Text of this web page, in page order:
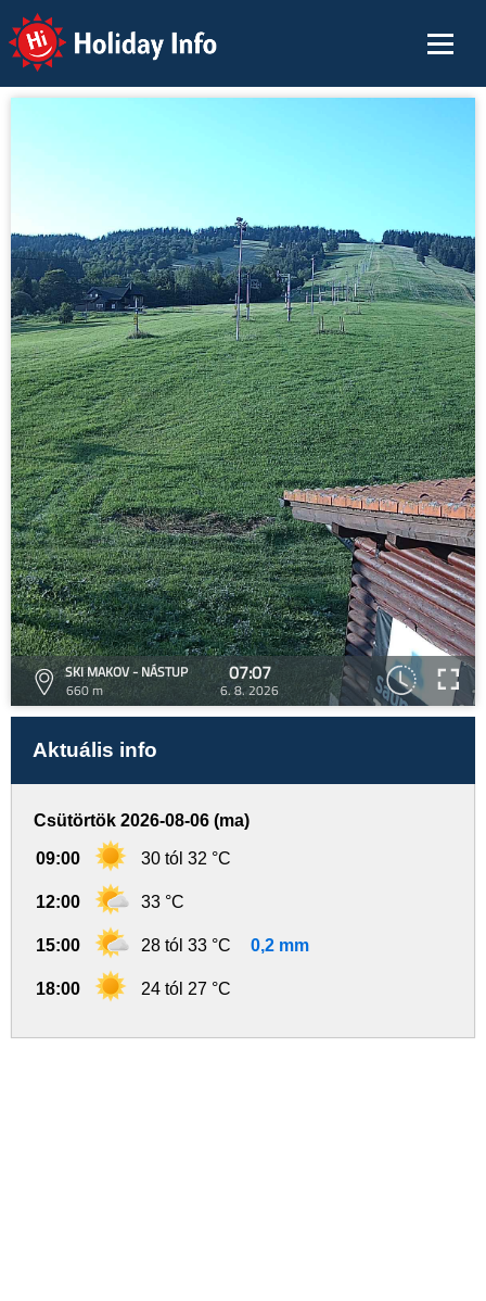
Holiday Info
SKI MAKOV - NÁSTUP
660 m
07:07
6. 8. 2026
Aktuális info
Csütörtök 2026-08-06 (ma)
09:00 30 tól 32 °C
12:00 33 °C
15:00 28 tól 33 °C 0,2 mm
18:00 24 tól 27 °C